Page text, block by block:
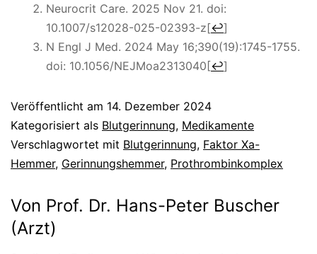
Neurocrit Care. 2025 Nov 21. doi:
10.1007/s12028-025-02393-z[↩]
N Engl J Med. 2024 May 16;390(19):1745-1755.
doi: 10.1056/NEJMoa2313040[↩]
Veröffentlicht am 14. Dezember 2024
Kategorisiert als Blutgerinnung, Medikamente
Verschlagwortet mit Blutgerinnung, Faktor Xa-
Hemmer, Gerinnungshemmer, Prothrombinkomplex
Von Prof. Dr. Hans-Peter Buscher
(Arzt)